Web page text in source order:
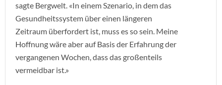
sagte Bergwelt. «In einem Szenario, in dem das
Gesundheitssystem über einen längeren
Zeitraum überfordert ist, muss es so sein. Meine
Hoffnung wäre aber auf Basis der Erfahrung der
vergangenen Wochen, dass das großenteils
vermeidbar ist.»